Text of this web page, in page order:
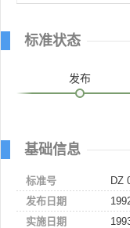
标准状态
发布
基础信息
标准号
DZ
发布日期
实施日期